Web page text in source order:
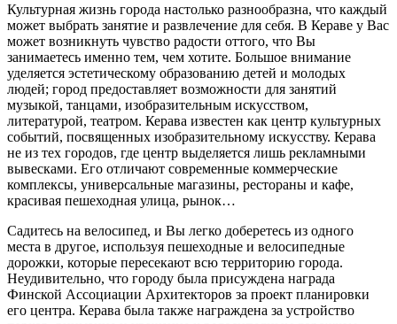
Культурная жизнь города настолько разнообразна, что каждый
может выбрать занятие и развлечение для себя. В Кераве у Вас
может возникнуть чувство радости оттого, что Вы
занимаетесь именно тем, чем хотите. Большое внимание
уделяется эстетическому образованию детей и молодых
людей; город предоставляет возможности для занятий
музыкой, танцами, изобразительным искусством,
литературой, театром. Керава известен как центр культурных
событий, посвященных изобразительному искусству. Керава
не из тех городов, где центр выделяется лишь рекламными
вывесками. Его отличают современные коммерческие
комплексы, универсальные магазины, рестораны и кафе,
красивая пешеходная улица, рынок…
Садитесь на велосипед, и Вы легко доберетесь из одного
места в другое, используя пешеходные и велосипедные
дорожки, которые пересекают всю территорию города.
Неудивительно, что городу была присуждена награда
Финской Ассоциации Архитекторов за проект планировки
его центра. Керава была также награждена за устройство